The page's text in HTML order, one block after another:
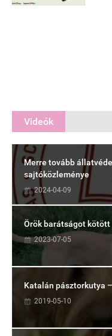
Videók
Merre tovább
sajtóközleménye
2024-04-09
Örök barátságot kötött
2023-07-05
Katalán pásztorkutya
2019-05-10